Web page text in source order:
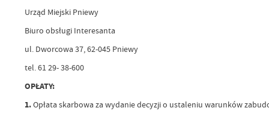
Urząd Miejski Pniewy
Biuro obsługi Interesanta
ul. Dworcowa 37, 62-045 Pniewy
tel. 61 29- 38-600
OPŁATY:
1.Opłata skarbowa za wydanie decyzji o ustaleniu warunków